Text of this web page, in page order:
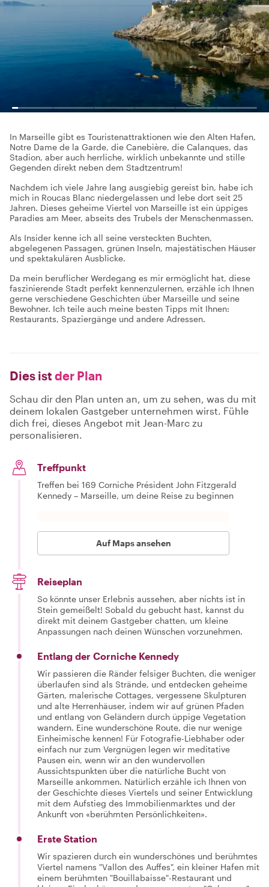
In Marseille gibt es Touristenattraktionen wie den Alten Hafen,
Notre Dame de la Garde, die Canebière, die Calanques, das
Stadion, aber auch herrliche, wirklich unbekannte und stille
Gegenden direkt neben dem Stadtzentrum!
Nachdem ich viele Jahre lang ausgiebig gereist bin, habe ich
mich in Roucas Blanc niedergelassen und lebe dort seit 25
Jahren. Dieses geheime Viertel von Marseille ist ein üppiges
Paradies am Meer, abseits des Trubels der Menschenmassen.
Als Insider kenne ich all seine versteckten Buchten,
abgelegenen Passagen, grünen Inseln, majestätischen Häuser
und spektakulären Ausblicke.
Da mein beruflicher Werdegang es mir ermöglicht hat, diese
faszinierende Stadt perfekt kennenzulernen, erzähle ich Ihnen
gerne verschiedene Geschichten über Marseille und seine
Bewohner. Ich teile auch meine besten Tipps mit Ihnen:
Restaurants, Spaziergänge und andere Adressen.
Dies ist der Plan
Schau dir den Plan unten an, um zu sehen, was du mit
deinem lokalen Gastgeber unternehmen wirst. Fühle
dich frei, dieses Angebot mit Jean-Marc zu
personalisieren.
Treffpunkt
Treffen bei 169 Corniche Président John Fitzgerald
Kennedy – Marseille, um deine Reise zu beginnen
Auf Maps ansehen
Reiseplan
So könnte unser Erlebnis aussehen, aber nichts ist in
Stein gemeißelt! Sobald du gebucht hast, kannst du
direkt mit deinem Gastgeber chatten, um kleine
Anpassungen nach deinen Wünschen vorzunehmen.
Entlang der Corniche Kennedy
Wir passieren die Ränder felsiger Buchten, die weniger
überlaufen sind als Strände, und entdecken geheime
Gärten, malerische Cottages, vergessene Skulpturen
und alte Herrenhäuser, indem wir auf grünen Pfaden
und entlang von Geländern durch üppige Vegetation
wandern. Eine wunderschöne Route, die nur wenige
Einheimische kennen! Für Fotografie-Liebhaber oder
einfach nur zum Vergnügen legen wir meditative
Pausen ein, wenn wir an den wundervollen
Aussichtspunkten über die natürliche Bucht von
Marseille ankommen. Natürlich erzähle ich Ihnen von
der Geschichte dieses Viertels und seiner Entwicklung
mit dem Aufstieg des Immobilienmarktes und der
Ankunft von «berühmten Persönlichkeiten».
Erste Station
Wir spazieren durch ein wunderschönes und berühmtes
Viertel namens "Vallon des Auffes", ein kleiner Hafen mit
einem berühmten "Bouillabaisse"-Restaurant und